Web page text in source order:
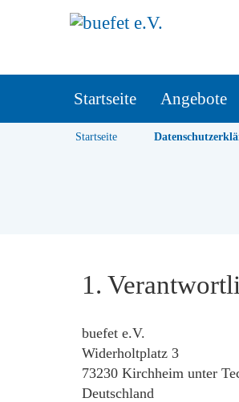
Startseite Angebote
Startseite
1.
buefet e.V.
Widerholtplatz 3
73230 Kirchheim unter
Deutschland